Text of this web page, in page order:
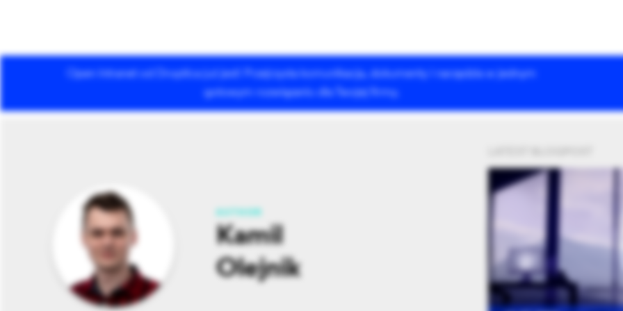
Open Intranet od Droptica już jest! Przejrzysta komunikacja, dokumenty i narzędzia w jednym
gotowym rozwiązaniu dla Twojej firmy.
Usługi Drupala Rozwiązania Drupala
Kamil
Olejnik